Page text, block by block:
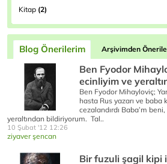
Kitap (2)
Blog Önerilerim Arşivimden
Ben Fyodor
ecinliyim ve
Ben Fyodor Mihayloviç;
hasta Rus yazarı ve baba
cezalandırdı Baba’m
yeraltından bildiriyorum. Tal..
10 Şubat '12 12:26
ziyaver şencan
Bir fuzuli şagil kipi